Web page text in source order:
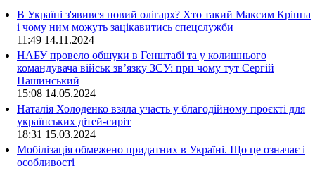
В Україні з'явився новий олігарх? Хто такий Максим Кріппа
і чому ним можуть зацікавитись спецслужби
11:49 14.11.2024
НАБУ провело обшуки в Генштабі та у колишнього
командувача військ зв’язку ЗСУ: при чому тут Сергій
Пашинський
15:08 14.05.2024
Наталія Холоденко взяла участь у благодійному проєкті для
українських дітей-сиріт
18:31 15.03.2024
Мобілізація обмежено придатних в Україні. Що це означає і
особливості